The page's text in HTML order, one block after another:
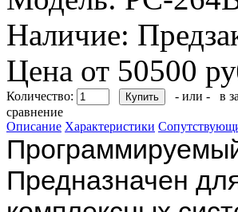
Наличие:
Цена от 50500
Количество: - или -
в
сравнение
Описание Характеристики
Предназначен